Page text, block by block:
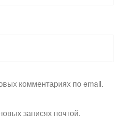
комментариях по email.
записях почтой.